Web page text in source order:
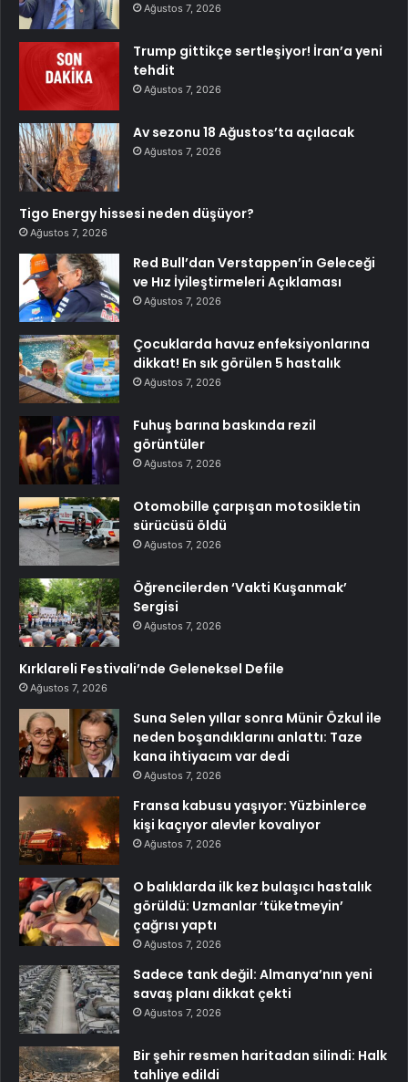
Ağustos 7, 2026
Trump gittikçe sertleşiyor! İran’a yeni
tehdit
Ağustos 7, 2026
Av sezonu 18 Ağustos’ta açılacak
Ağustos 7, 2026
Tigo Energy hissesi neden düşüyor?
Ağustos 7, 2026
Red Bull’dan Verstappen’in Geleceği
ve Hız İyileştirmeleri Açıklaması
Ağustos 7, 2026
Çocuklarda havuz enfeksiyonlarına
dikkat! En sık görülen 5 hastalık
Ağustos 7, 2026
Fuhuş barına baskında rezil
görüntüler
Ağustos 7, 2026
Otomobille çarpışan motosikletin
sürücüsü öldü
Ağustos 7, 2026
Öğrencilerden ‘Vakti Kuşanmak’
Sergisi
Ağustos 7, 2026
Kırklareli Festivali’nde Geleneksel Defile
Ağustos 7, 2026
Suna Selen yıllar sonra Münir Özkul ile
neden boşandıklarını anlattı: Taze
kana ihtiyacım var dedi
Ağustos 7, 2026
Fransa kabusu yaşıyor: Yüzbinlerce
kişi kaçıyor alevler kovalıyor
Ağustos 7, 2026
O balıklarda ilk kez bulaşıcı hastalık
görüldü: Uzmanlar ‘tüketmeyin’
çağrısı yaptı
Ağustos 7, 2026
Sadece tank değil: Almanya’nın yeni
savaş planı dikkat çekti
Ağustos 7, 2026
Bir şehir resmen haritadan silindi: Halk
tahliye edildi